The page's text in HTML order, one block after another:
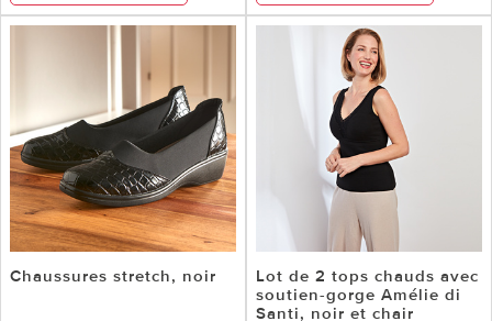
Chaussures stretch, noir
Lot de 2 tops chauds avec
soutien-gorge Amélie di
Santi, noir et chair